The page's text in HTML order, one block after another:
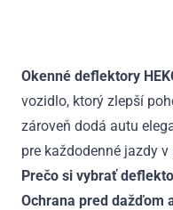
(+zadné)
Okenné deflektory
vozidlo, ktorý zlepší
zároveň dodá autu
pre každodenné jazdy
Prečo si vybrať
Ochrana pred dažďom